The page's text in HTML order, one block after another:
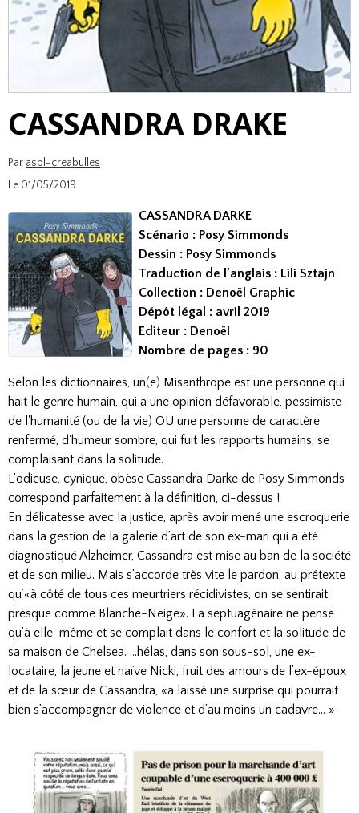
CASSANDRA DRAKE
Par asbl-creabulles
Le 01/05/2019
CASSANDRA DARKE
Scénario : Posy Simmonds
Dessin : Posy Simmonds
Traduction de l’anglais : Lili Sztajn
Collection : Denoël Graphic
Dépôt légal : avril 2019
Editeur : Denoël
Nombre de pages : 90
Selon les dictionnaires, un(e) Misanthrope est une personne qui
hait le genre humain, qui a une opinion défavorable, pessimiste
de l'humanité (ou de la vie) OU une personne de caractère
renfermé, d'humeur sombre, qui fuit les rapports humains, se
complaisant dans la solitude.
L’odieuse, cynique, obèse Cassandra Darke de Posy Simmonds
correspond parfaitement à la définition, ci-dessus !
En délicatesse avec la justice, après avoir mené une escroquerie
dans la gestion de la galerie d’art de son ex-mari qui a été
diagnostiqué Alzheimer, Cassandra est mise au ban de la société
et de son milieu. Mais s’accorde très vite le pardon, au prétexte
qu’«à côté de tous ces meurtriers récidivistes, on se sentirait
presque comme Blanche-Neige». La septuagénaire ne pense
qu’à elle-même et se complait dans le confort et la solitude de
sa maison de Chelsea. …hélas, dans son sous-sol, une ex-
locataire, la jeune et naïve Nicki, fruit des amours de l’ex-époux
et de la sœur de Cassandra, «a laissé une surprise qui pourrait
bien s’accompagner de violence et d’au moins un cadavre… »